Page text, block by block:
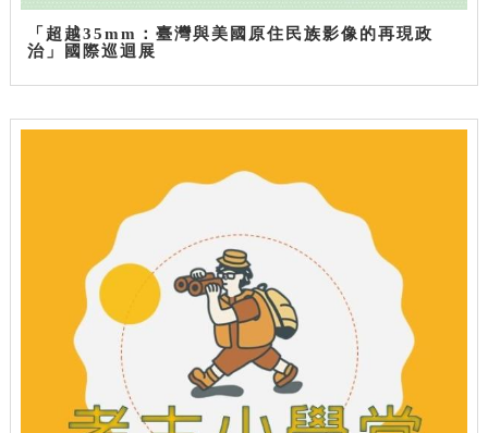
「超越35mm：臺灣與美國原住民族影像的再現政
治」國際巡迴展